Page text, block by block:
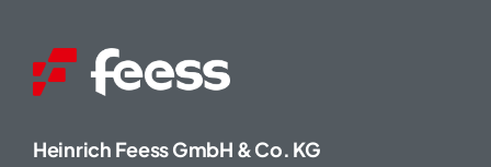
Heinrich Feess GmbH & Co. KG